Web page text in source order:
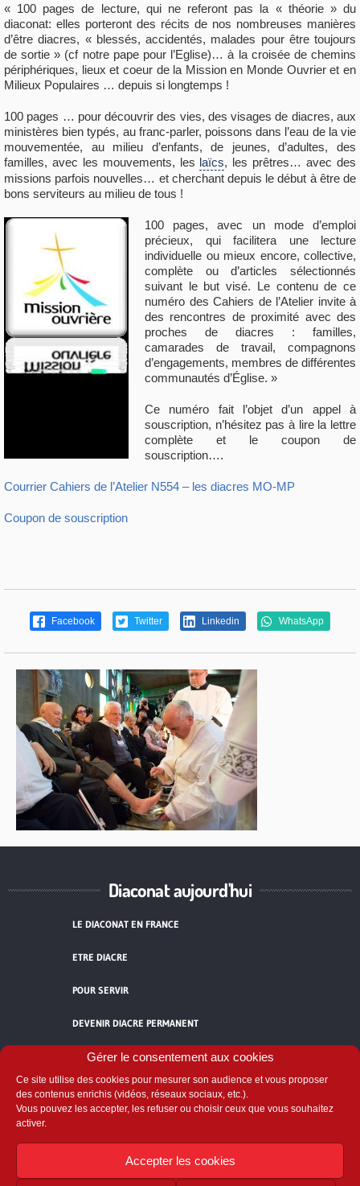
Gérer le consentement aux cookies
Ce site utilise des cookies pour mesurer son audience et vous proposer
des contenus enrichis (vidéos, réseaux sociaux, etc.).
Vous pouvez les accepter, les refuser ou choisir ceux que vous souhaitez
activer.
Accepter les cookies
« 100 pages de lecture, qui ne referont pas la « théorie » du
diaconat: elles porteront des récits de nos nombreuses manières
d’être diacres, « blessés, accidentés, malades pour être toujours
de sortie » (cf notre pape pour l’Eglise)… à la croisée de chemins
périphériques, lieux et coeur de la Mission en Monde Ouvrier et en
Milieux Populaires … depuis si longtemps !
100 pages … pour découvrir des vies, des visages de diacres, aux
ministères bien typés, au franc-parler, poissons dans l’eau de la vie
mouvementée, au milieu d’enfants, de jeunes, d’adultes, des
familles, avec les mouvements, les laïcs, les prêtres… avec des
missions parfois nouvelles… et cherchant depuis le début à être de
bons serviteurs au milieu de tous !
100 pages, avec un mode d’emploi
précieux, qui facilitera une lecture
individuelle ou mieux encore, collective,
complète ou d’articles sélectionnés
suivant le but visé. Le contenu de ce
numéro des Cahiers de l’Atelier invite à
des rencontres de proximité avec des
proches de diacres : familles,
camarades de travail, compagnons
d’engagements, membres de différentes
communautés d’Église. »
Ce numéro fait l’objet d’un appel à
souscription, n’hésitez pas à lire la lettre
complète et le coupon de
souscription….
Courrier Cahiers de l’Atelier N554 – les diacres MO-MP
Coupon de souscription
Facebook Twitter Linkedin WhatsApp
Diaconat aujourd'hui
LE DIACONAT EN FRANCE
ETRE DIACRE
POUR SERVIR
DEVENIR DIACRE PERMANENT
TÉMOIGNAGES
ACCUEIL